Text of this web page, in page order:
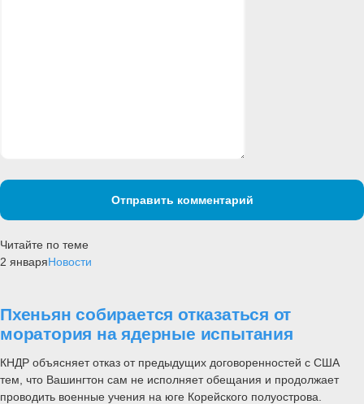
Отправить комментарий
Читайте по теме
2 январяНовости
Пхеньян собирается отказаться от
моратория на ядерные испытания
КНДР объясняет отказ от предыдущих договоренностей с США
тем, что Вашингтон сам не исполняет обещания и продолжает
проводить военные учения на юге Корейского полуострова.